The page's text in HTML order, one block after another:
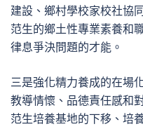
建設、鄉村學校家校社協
范生的鄉土性專業素養和
律息爭決問題的才能。
三是強化精力養成的在場
教導情懷、品德責任感和
范生培養基地的下移、培